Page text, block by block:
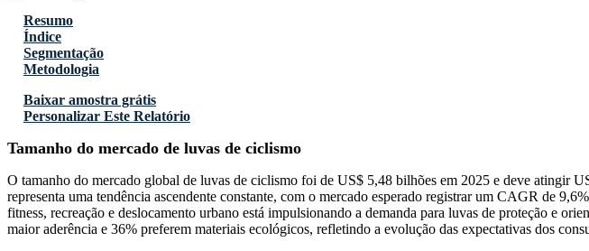
Resumo
Índice
Segmentação
Metodologia
Baixar amostra grátis
Personalizar Este Relatório
Tamanho do mercado de luvas de ciclismo
O tamanho do mercado global de luvas de ciclismo foi de US$ 5,48 bilhões em 2025 e deve atingir
representa uma tendência ascendente constante, com o mercado esperado registrar um CAGR de
fitness, recreação e deslocamento urbano está impulsionando a demanda para luvas de proteção e
maior aderência e 36% preferem materiais ecológicos, refletindo a evolução das expectativas dos